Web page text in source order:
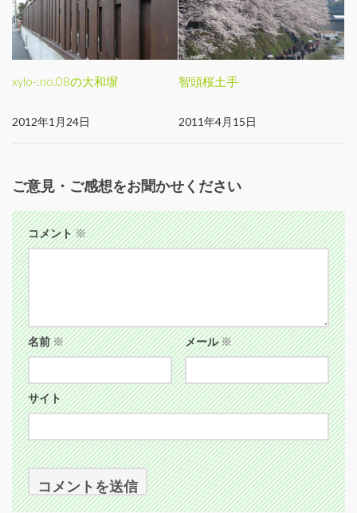
xylo-:no.08の大和塀
2012年1月24日
智頭桜土手
2011年4月15日
ご意見・ご感想をお聞かせください
コメント※
名前※ メール※
サイト